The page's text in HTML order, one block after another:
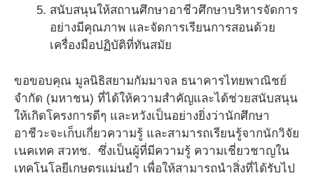
สนับสนุนให้สถานศึกษาอาชีวศึกษาบริหารจัดการ
อย่างมีคุณภาพ และจัดการเรียนการสอนด้วย
เครื่องมือปฏิบัติที่ทันสมัย
ขอขอบคุณ มูลนิธิสยามกัมมาจล ธนาคารไทยพาณิชย์
จำกัด (มหาชน) ที่ได้ให้ความสำคัญและได้ช่วยสนับสนุน
ให้เกิดโครงการดีๆ และหวังเป็นอย่างยิ่งว่านักศึกษา
อาชีวะจะเก็บเกี่ยวความรู้ และสามารถเรียนรู้จากนักวิจัย
เนคเทค สวทช. ซึ่งเป็นผู้ที่มีความรู้ ความเชี่ยวชาญใน
เทคโนโลยีเกษตรแม่นยำ เพื่อให้สามารถนำสิ่งที่ได้รับไป